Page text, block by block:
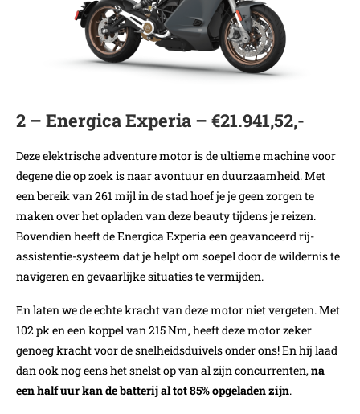
2 – Energica Experia – €21.941,52,-
Deze elektrische adventure motor is de ultieme machine voor
degene die op zoek is naar avontuur en duurzaamheid. Met
een bereik van 261 mijl in de stad hoef je je geen zorgen te
maken over het opladen van deze beauty tijdens je reizen.
Bovendien heeft de Energica Experia een geavanceerd rij-
assistentie-systeem dat je helpt om soepel door de wildernis te
navigeren en gevaarlijke situaties te vermijden.
En laten we de echte kracht van deze motor niet vergeten. Met
102 pk en een koppel van 215 Nm, heeft deze motor zeker
genoeg kracht voor de snelheidsduivels onder ons! En hij laad
dan ook nog eens het snelst op van al zijn concurrenten,na
een half uur kan de batterij al tot 85% opgeladen zijn.